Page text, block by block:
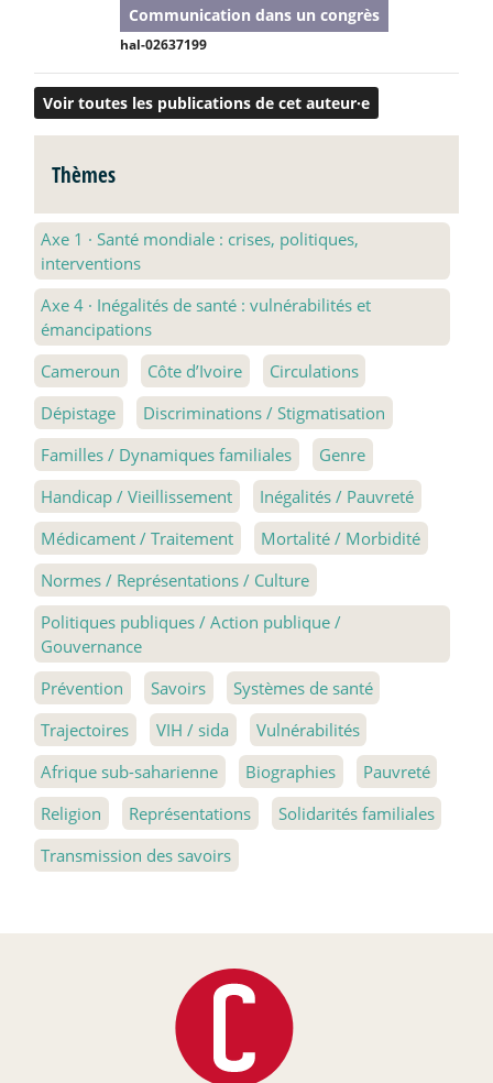
Communication dans un congrès
hal-02637199
Voir toutes les publications de cet auteur·e
Thèmes
Axe 1 · Santé mondiale : crises, politiques,
interventions
Axe 4 · Inégalités de santé : vulnérabilités et
émancipations
Cameroun
Côte d’Ivoire
Circulations
Dépistage
Discriminations / Stigmatisation
Familles / Dynamiques familiales
Genre
Handicap / Vieillissement
Inégalités / Pauvreté
Médicament / Traitement
Mortalité / Morbidité
Normes / Représentations / Culture
Politiques publiques / Action publique /
Gouvernance
Prévention
Savoirs
Systèmes de santé
Trajectoires
VIH / sida
Vulnérabilités
Afrique sub-saharienne
Biographies
Pauvreté
Religion
Représentations
Solidarités familiales
Transmission des savoirs